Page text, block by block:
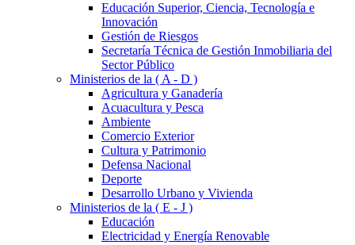
Educación Superior, Ciencia, Tecnología e
Innovación
Gestión de Riesgos
Secretaría Técnica de Gestión Inmobiliaria del
Sector Público
Ministerios de la ( A - D )
Agricultura y Ganadería
Acuacultura y Pesca
Ambiente
Comercio Exterior
Cultura y Patrimonio
Defensa Nacional
Deporte
Desarrollo Urbano y Vivienda
Ministerios de la ( E - J )
Educación
Electricidad y Energía Renovable